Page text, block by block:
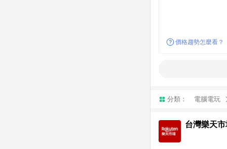
價格趨勢怎麼看？
分類： 電腦電玩
台灣樂天